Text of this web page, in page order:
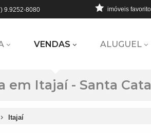
9.9252-8080 imóveis
VENDAS ALUGUEL
em Itajaí - Santa
Itajaí